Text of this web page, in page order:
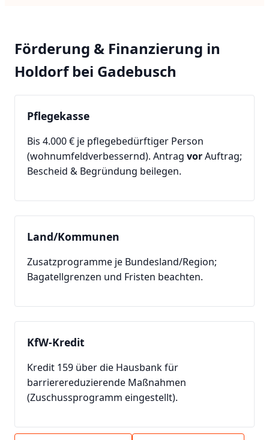
Förderung & Finanzierung in
Holdorf bei Gadebusch
Pflegekasse
Bis 4.000 € je pflegebedürftiger Person
(wohnumfeldverbessernd). Antrag vorAuftrag;
Bescheid & Begründung beilegen.
Land/Kommunen
Zusatzprogramme je Bundesland/Region;
Bagatellgrenzen und Fristen beachten.
KfW-Kredit
Kredit 159 über die Hausbank für
barrierereduzierende Maßnahmen
(Zuschussprogramm eingestellt).